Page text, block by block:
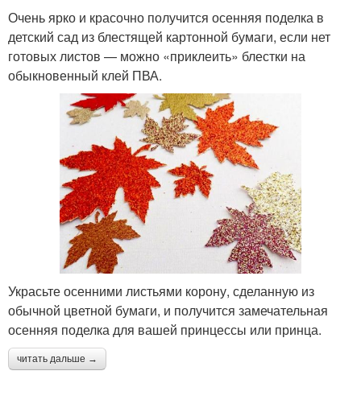
Очень ярко и красочно получится осенняя поделка в
детский сад из блестящей картонной бумаги, если нет
готовых листов — можно «приклеить» блестки на
обыкновенный клей ПВА.
Украсьте осенними листьями корону, сделанную из
обычной цветной бумаги, и получится замечательная
осенняя поделка для вашей принцессы или принца.
читать дальше →